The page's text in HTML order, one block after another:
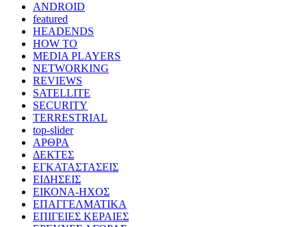
ANDROID
featured
HEADENDS
HOW TO
MEDIA PLAYERS
NETWORKING
REVIEWS
SATELLITE
SECURITY
TERRESTRIAL
top-slider
ΑΡΘΡΑ
ΔΕΚΤΕΣ
ΕΓΚΑΤΑΣΤΑΣΕΙΣ
ΕΙΔΗΣΕΙΣ
ΕΙΚΟΝΑ-ΗΧΟΣ
ΕΠΑΓΓΕΛΜΑΤΙΚΑ
ΕΠΙΓΕΙΕΣ ΚΕΡΑΙΕΣ